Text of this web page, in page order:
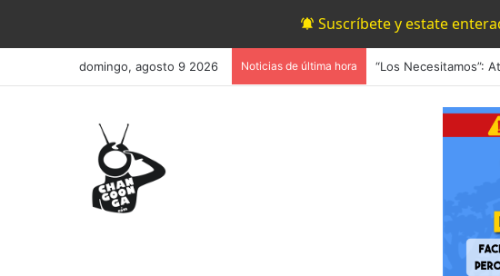
Suscríbete y estate
domingo, agosto 9 2026 Noticias de última hora